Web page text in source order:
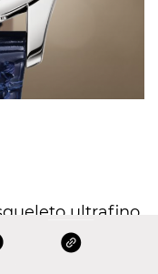
ultrafino
zafiro.